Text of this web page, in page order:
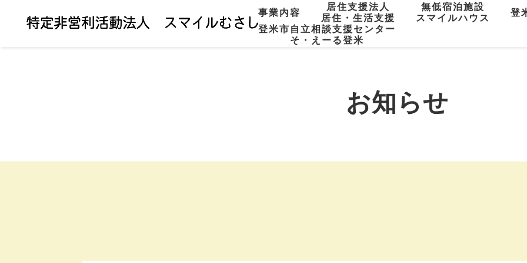
事業内容
居住支援法人
居住・生活支援
無低宿泊施設
スマイルハウス
登
登米市自立相談支援センター
そ・えーる登米
お知らせ